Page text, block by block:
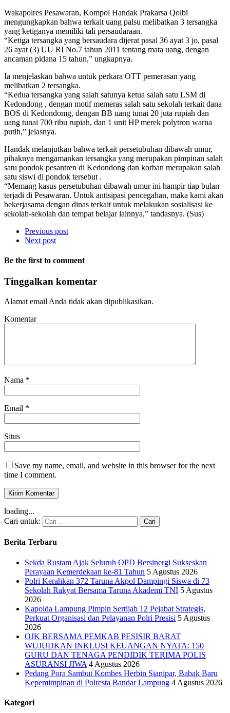
Wakapolres Pesawaran, Kompol Handak Prakarsa Qolbi
mengungkapkan bahwa terkait uang palsu melibatkan 3 tersangka
yang ketiganya memiliki tali persaudaraan.
“Ketiga tersangka yang bersaudara dijerat pasal 36 ayat 3 jo, pasal
26 ayat (3) UU RI No.7 tahun 2011 tentang mata uang, dengan
ancaman pidana 15 tahun,” ungkapnya.
Ia menjelaskan bahwa untuk perkara OTT pemerasan yang
melibatkan 2 tersangka.
“Kedua tersangka yang salah satunya ketua salah satu LSM di
Kedondong , dengan motif memeras salah satu sekolah terkait dana
BOS di Kedondomg, dengan BB uang tunai 20 juta rupiah dan
uang tunai 700 ribu rupiah, dan 1 unit HP merek polytron warna
putih,” jelasnya.
Handak melanjutkan bahwa terkait persetubuhan dibawah umur,
pihaknya mengamankan tersangka yang merupakan pimpinan salah
satu pondok pesantren di Kedondong dan korban merupakan salah
satu siswi di pondok tersebut .
“Memang kasus persetubuhan dibawah umur ini hampir tiap bulan
terjadi di Pesawaran. Untuk antisipasi pencegahan, maka kami akan
bekerjasama dengan dinas terkait untuk melakukan sosialisasi ke
sekolah-sekolah dan tempat belajar lainnya,” tandasnya. (Sus)
Previous post
Next post
Be the first to comment
Tinggalkan komentar
Alamat email Anda tidak akan dipublikasikan.
Komentar
Nama *
Email *
Situs
Save my name, email, and website in this browser for the next
time I comment.
loading...
Cari untuk:
Berita Terbaru
Sekda Rustam Ajak Seluruh OPD Bersinergi Sukseskan
Perayaan Kemerdekaan ke-81 Tahun 5 Agustus 2026
Polri Kerahkan 372 Taruna Akpol Dampingi Siswa di 73
Sekolah Rakyat Bersama Taruna Akademi TNI 5 Agustus
2026
Kapolda Lampung Pimpin Sertijab 12 Pejabat Strategis,
Perkuat Organisasi dan Pelayanan Polri Presisi 5 Agustus
2026
OJK BERSAMA PEMKAB PESISIR BARAT
WUJUDKAN INKLUSI KEUANGAN NYATA: 150
GURU DAN TENAGA PENDIDIK TERIMA POLIS
ASURANSI JIWA 4 Agustus 2026
Pedang Pora Sambut Kombes Herbin Sianipar, Babak Baru
Kepemimpinan di Polresta Bandar Lampung 4 Agustus 2026
Kategori